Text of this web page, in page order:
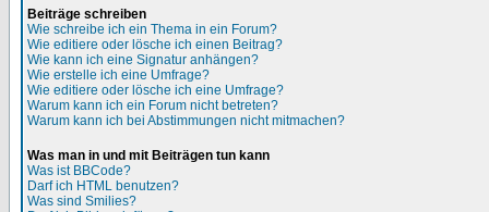
Beiträge schreiben
Wie schreibe ich ein Thema in ein Forum?
Wie editiere oder lösche ich einen Beitrag?
Wie kann ich eine Signatur anhängen?
Wie erstelle ich eine Umfrage?
Wie editiere oder lösche ich eine Umfrage?
Warum kann ich ein Forum nicht betreten?
Warum kann ich bei Abstimmungen nicht mitmachen?
Was man in und mit Beiträgen tun kann
Was ist BBCode?
Darf ich HTML benutzen?
Was sind Smilies?